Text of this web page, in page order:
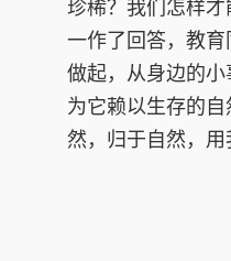
一作了回答，教
做起，从身边的小
为它赖以生存的
然，归于自然，用